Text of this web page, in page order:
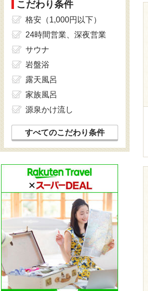
こだわり条件
格安（1,000円以下）
24時間営業、深夜営業
サウナ
岩盤浴
露天風呂
家族風呂
源泉かけ流し
すべてのこだわり条件